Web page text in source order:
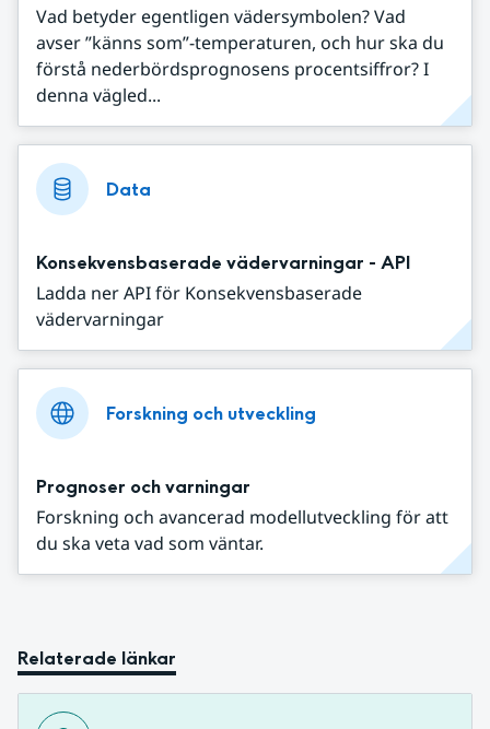
Vad betyder egentligen vädersymbolen? Vad
avser ”känns som”-temperaturen, och hur ska du
förstå nederbördsprognosens procentsiffror? I
denna vägled...
Data
Konsekvensbaserade vädervarningar - API
Ladda ner API för Konsekvensbaserade
vädervarningar
Forskning och utveckling
Prognoser och varningar
Forskning och avancerad modellutveckling för att
du ska veta vad som väntar.
Relaterade länkar